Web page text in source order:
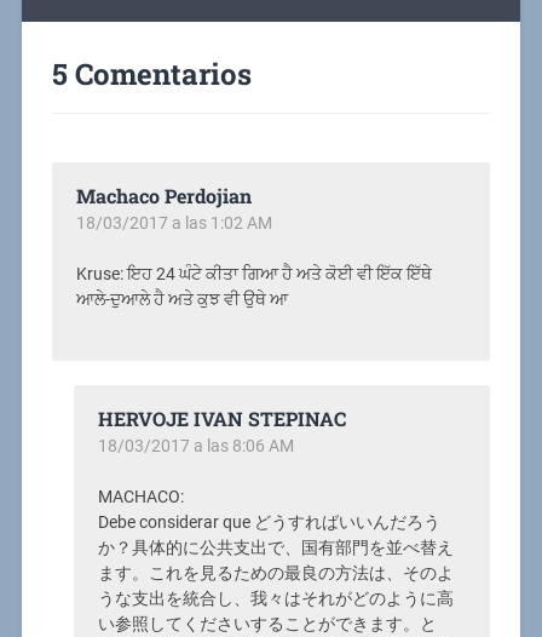
5 Comentarios
Machaco Perdojian
18/03/2017 a las 1:02 AM
Kruse: ਇਹ 24 ਘੰਟੇ ਕੀਤਾ ਗਿਆ ਹੈ ਅਤੇ ਕੋਈ ਵੀ ਇੱਕ ਇੱਥੇ
ਆਲੇ-ਦੁਆਲੇ ਹੈ ਅਤੇ ਕੁਝ ਵੀ ਉਥੇ ਆ
HERVOJE IVAN STEPINAC
18/03/2017 a las 8:06 AM
MACHACO:
Debe considerar que どうすればいいんだろう
か？具体的に公共支出で、国有部門を並べ替え
ます。これを見るための最良の方法は、そのよ
うな支出を統合し、我々はそれがどのように高
い参照してくださいすることができます。と